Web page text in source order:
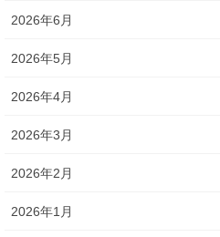
2026年6月
2026年5月
2026年4月
2026年3月
2026年2月
2026年1月